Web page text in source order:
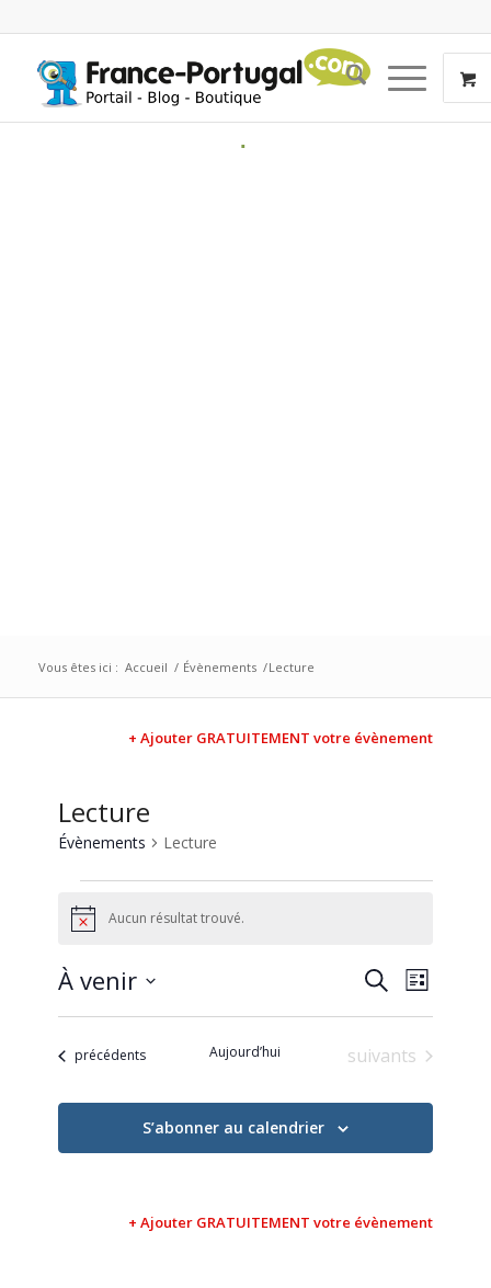
Vous êtes ici : Accueil / Évènements /Lecture
+ Ajouter GRATUITEMENT votre évènement
Lecture
Évènements Lecture
NoticeAucun résultat trouvé.
et
vues
Recherche
de
vues
Liste
À venir
date.Évènements
précédents Aujourd’hui Évènements
suivants
S’abonner au calendrier
+ Ajouter GRATUITEMENT votre évènement